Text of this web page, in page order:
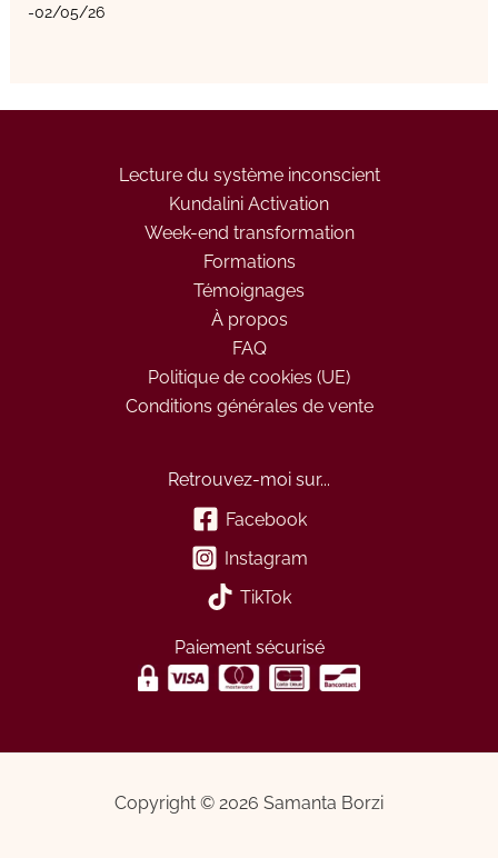
-02/05/26
Lecture du système inconscient
Kundalini Activation
Week-end transformation
Formations
Témoignages
À propos
FAQ
Politique de cookies (UE)
Conditions générales de vente
Retrouvez-moi sur...
Facebook
Instagram
TikTok
Paiement sécurisé
Copyright © 2026 Samanta Borzi